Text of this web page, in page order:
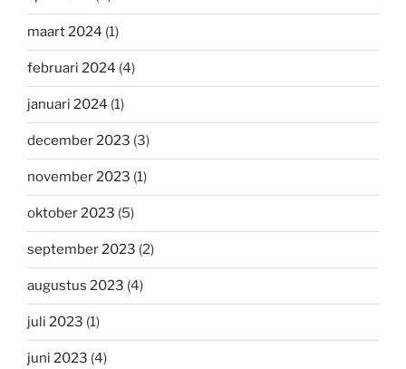
maart 2024 (1)
februari 2024 (4)
januari 2024 (1)
december 2023 (3)
november 2023 (1)
oktober 2023 (5)
september 2023 (2)
augustus 2023 (4)
juli 2023 (1)
juni 2023 (4)